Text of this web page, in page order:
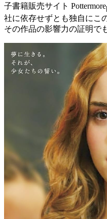
子書籍販売サイト Pottermore
社に依存せずとも独自にこ
その作品の影響力の証明で